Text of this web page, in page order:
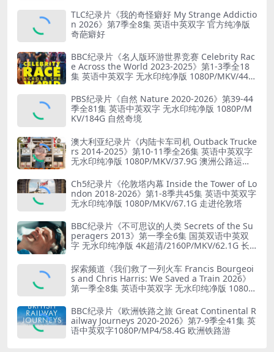
TLC纪录片《我的奇怪癖好 My Strange Addictio
n 2026》第7季全8集 英语中英双字 官方纯净版
奇葩癖好
BBC纪录片《名人版环游世界竞赛 Celebrity Rac
e Across the World 2023-2025》第1-3季全18
集 英语中英双字 无水印纯净版 1080P/MKV/44.8
PBS纪录片《自然 Nature 2020-2026》第39-44
季全81集 英语中英双字 无水印纯净版 1080P/M
KV/184G 自然奇境
澳大利亚纪录片《内陆卡车司机 Outback Trucke
rs 2014-2025》第10-11季全26集 英语中英双字
无水印纯净版 1080P/MKV/37.9G 澳洲公路运输
Ch5纪录片《伦敦塔内幕 Inside the Tower of Lo
ndon 2018-2026》第1-8季共45集 英语中英双字
无水印纯净版 1080P/MKV/67.1G 走进伦敦塔
BBC纪录片《不可思议的人类 Secrets of the Su
peragers 2013》第一季全6集 国英双语中英双
字 无水印纯净版 4K超清/2160P/MKV/62.1G 长
探索频道《我们救了一列火车 Francis Bourgeoi
s and Chris Harris: We Saved a Train 2026》
第一季全8集 英语中英双字 无水印纯净版 1080P/
BBC纪录片《欧洲铁路之旅 Great Continental R
ailway Journeys 2020-2026》第7-9季全41集 英
语中英双字1080P/MP4/58.4G 欧洲铁路游